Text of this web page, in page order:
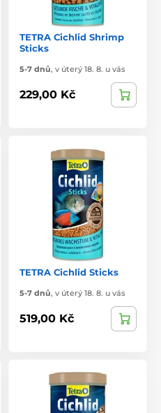
TETRA Cichlid Shrimp
Sticks
5-7 dnů, v úterý 18. 8. u vás
229,00 Kč
TETRA Cichlid Sticks
5-7 dnů, v úterý 18. 8. u vás
519,00 Kč